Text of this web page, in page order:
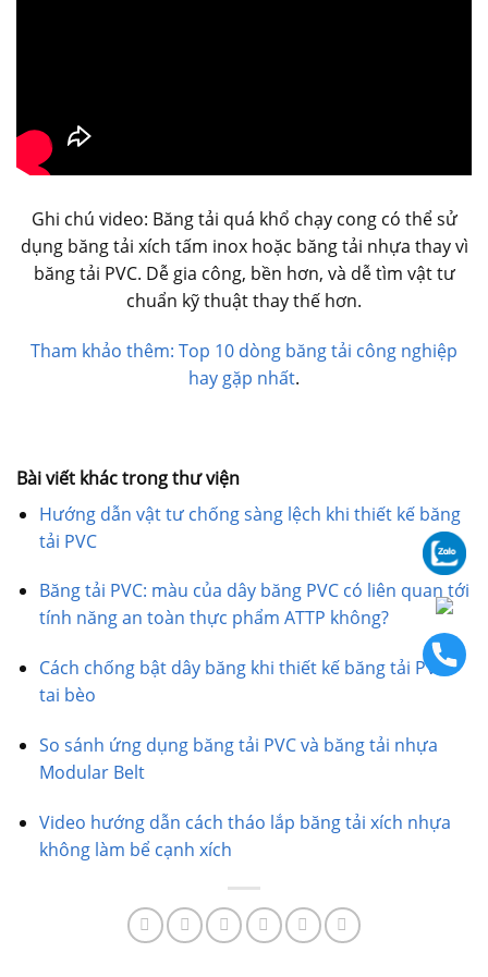
Ghi chú video: Băng tải quá khổ chạy cong có thể sử
dụng băng tải xích tấm inox hoặc băng tải nhựa thay vì
băng tải PVC. Dễ gia công, bền hơn, và dễ tìm vật tư
chuẩn kỹ thuật thay thế hơn.
Tham khảo thêm: Top 10 dòng băng tải công nghiệp
hay gặp nhất.
Bài viết khác trong thư viện
Hướng dẫn vật tư chống sàng lệch khi thiết kế băng
tải PVC
Băng tải PVC: màu của dây băng PVC có liên quan tới
tính năng an toàn thực phẩm ATTP không?
Cách chống bật dây băng khi thiết kế băng tải PVC
tai bèo
So sánh ứng dụng băng tải PVC và băng tải nhựa
Modular Belt
Video hướng dẫn cách tháo lắp băng tải xích nhựa
không làm bể cạnh xích